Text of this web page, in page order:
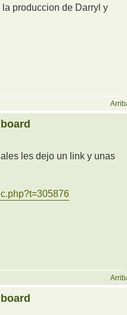
produccion de Darryl y
les dejo un link y unas